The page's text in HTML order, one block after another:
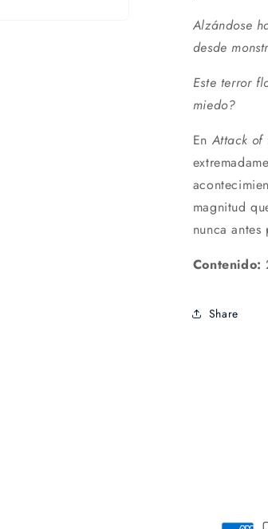
Alzándose
desde
Este terror
miedo?
En Attack of
magnitud
nunca antes
Contenido:
Share